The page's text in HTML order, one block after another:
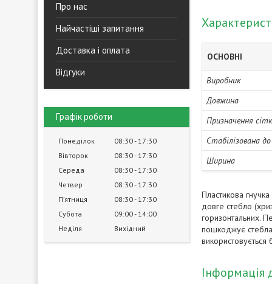
Про нас
Найчастіші запитання
Доставка і оплата
Відгуки
Графік роботи
Понеділок 08:30 17:30
Вівторок
08:30 17:30
Середа
08:30 17:30
Четвер
08:30 17:30
Пʼятниця
08:30 17:30
Субота
09:00 14:00
Неділя
Вихідний
ОСНОВНІ
Виробник
Довжина
Призначення
Стабілізована
Ширина
Пластикова гнучка
довге стебло
горизонтальних.
пошкоджує стебла
використовується
Інформація